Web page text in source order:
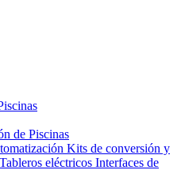
de Piscinas
Kits de conversión y
Tableros eléctricos Interfaces de